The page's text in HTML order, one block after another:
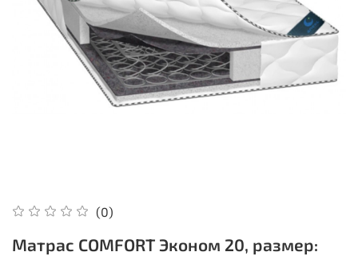
(0)
Матрас COMFORT Эконом 20, размер: